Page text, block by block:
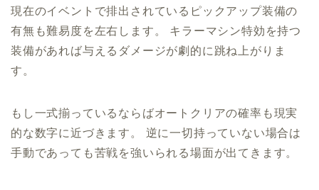
現在のイベントで排出されているピックアップ装備の
有無も難易度を左右します。 キラーマシン特効を持つ
装備があれば与えるダメージが劇的に跳ね上がりま
す。
もし一式揃っているならばオートクリアの確率も現実
的な数字に近づきます。 逆に一切持っていない場合は
手動であっても苦戦を強いられる場面が出てきます。